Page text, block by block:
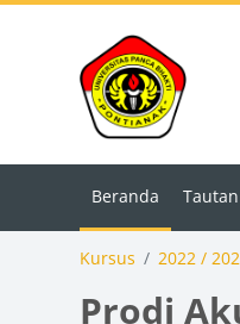
Beranda
Kursus 2022 /
Prodi